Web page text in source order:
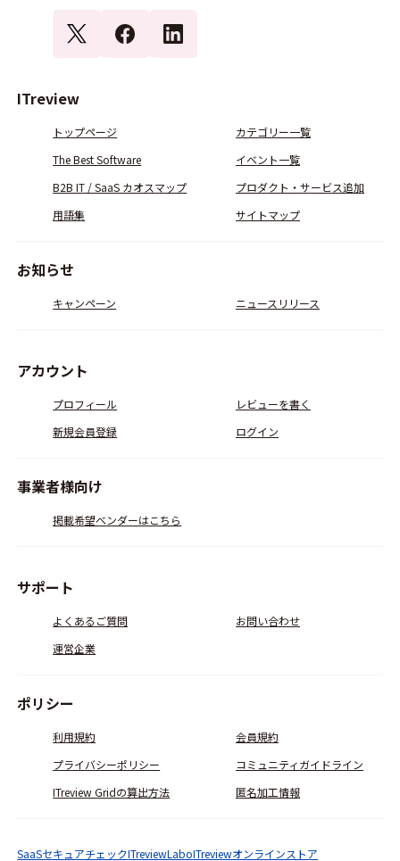
ITreview
トップページ
カテゴリー一覧
The Best Software
イベント一覧
B2B IT / SaaS カオスマップ
プロダクト・サービス追加
用語集
サイトマップ
お知らせ
キャンペーン ニュースリリース
アカウント
プロフィール
レビューを書く
新規会員登録
ログイン
事業者様向け
掲載希望ベンダーはこちら
サポート
よくあるご質問
お問い合わせ
運営企業
ポリシー
利用規約
会員規約
プライバシーポリシー
コミュニティガイドライン
ITreview Gridの算出方法
匿名加工情報
SaaSセキュアチェックITreviewLaboITreviewオンラインストア